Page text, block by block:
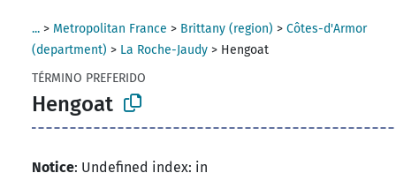
... > Metropolitan France > Brittany (region) >Côtes-d'Armor
(department) > La Roche-Jaudy > Hengoat
TÉRMINO PREFERIDO
Hengoat
Notice: Undefined index: in